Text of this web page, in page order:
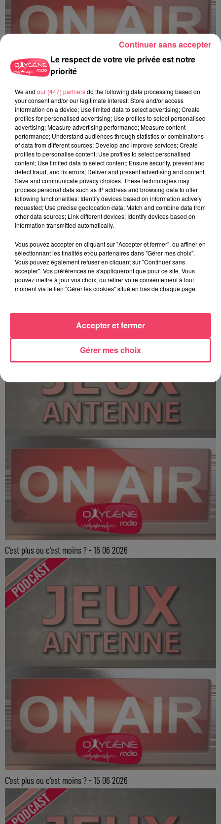
C'est plus ou c'est moins ? - 18 06 2026
C'est plus ou c'est moins ? - 17 06 2026
C'est plus ou c'est moins ? - 16 06 2026
C'est plus ou c'est moins ? - 15 06 2026
Le respect de votre vie privée est notre
priorité
We and our (447) partnersdo the following data processing based on
your consent and/or our legitimate interest: Store and/or access
information on a device; Use limited data to select advertising; Create
profiles for personalised advertising; Use profiles to select personalised
advertising; Measure advertising performance; Measure content
performance; Understand audiences through statistics or combinations
of data from different sources; Develop and improve services; Create
profiles to personalise content; Use profiles to select personalised
content; Use limited data to select content; Ensure security, prevent and
detect fraud, and fix errors; Deliver and present advertising and content;
Save and communicate privacy choices. These technologies may
process personal data such as IP address and browsing data to offer
following functionalities: Identify devices based on information actively
requested; Use precise geolocation data; Match and combine data from
other data sources; Link different devices; Identify devices based on
information transmitted automatically.
Vous pouvez accepter en cliquant sur "Accepter et fermer", ou affiner en
sélectionnant les finalités et/ou partenaires dans "Gérer mes choix".
Vous pouvez également refuser en cliquant sur "Continuer sans
accepter". Vos préférences ne s'appliqueront que pour ce site. Vous
pouvez mettre à jour vos choix, ou retirer votre consentement à tout
moment via le lien "Gérer les cookies" situé en bas de chaque page.
Gérer mes choix
Accepter et fermer
Continuer sans accepter